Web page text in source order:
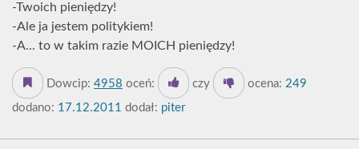
-Twoich pieniędzy!
-Ale ja jestem politykiem!
-A... to w takim razie MOICH pieniędzy!
Dowcip: 4958 oceń: czy ocena: 249
dodano: 17.12.2011 dodał: piter